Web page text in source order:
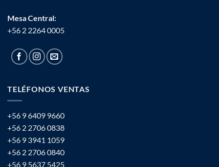
Mesa Central:
+56 2 2264 0005
TELÉFONOS VENTAS
+56 9 6409 9660
+56 2 2706 0838
+56 9 3941 1059
+56 2 2706 0840
+56 9 5637 5425